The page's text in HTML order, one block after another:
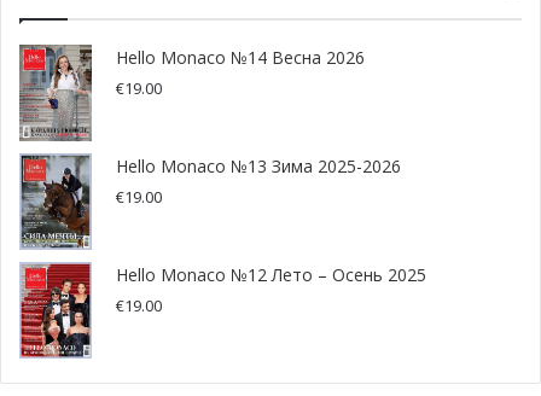
Hello Monaco №14 Весна 2026
€19.00
Hello Monaco №13 Зима 2025-2026
€19.00
Hello Monaco №12 Лето – Осень 2025
€19.00